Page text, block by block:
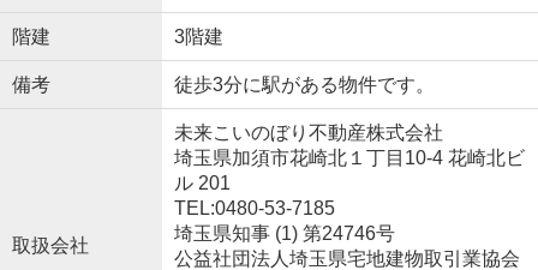
階建 3階建
備考 徒歩3分に駅がある物件です。
取扱会社
未来こいのぼり不動産株式会社
埼玉県加須市花崎北１丁目10-4 花崎北ビ
ル 201
TEL:0480-53-7185
埼玉県知事 (1) 第24746号
公益社団法人埼玉県宅地建物取引業協会